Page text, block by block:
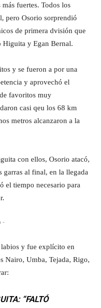
fuertes. Todos los
pero Osorio sorprendió
de primera dvisión que
Higuita y Egan Bernal.
y se fueron a por una
y aprovechó el
favoritos muy
casi qeu los 68 km
metros alcanzaron a la
con ellos, Osorio atacó,
garras al final, en la llegada
el tiempo necesario para
-
y fue explícito en
Nairo, Umba, Tejada, Rigo,
“FALTÓ